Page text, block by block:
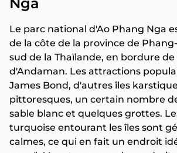
Nga
Le parc national d'Ao Phang Nga
de la côte de la province de
sud de la Thaïlande, en bordure de
d'Andaman. Les attractions
James Bond, d'autres îles
pittoresques, un certain nombre
sable blanc et quelques grottes.
turquoise entourant les îles sont
calmes, ce qui en fait un endroit